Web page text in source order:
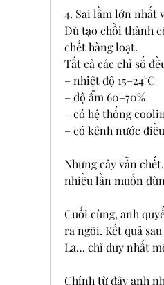
4. Sai lầm lớn nhất
Dù tạo chồi thành
chết hàng loạt.
Tất cả các chỉ số
– nhiệt độ 15–24°C
– độ ẩm 60–70%
– có hệ thống
– có kênh nước
Nhưng cây vẫn
nhiều lần muốn
Cuối cùng, anh
ra ngôi. Kết quả
La… chỉ duy nhất
Chính từ đây anh